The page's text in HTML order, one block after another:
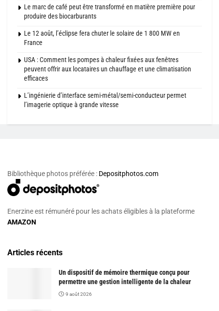
Le marc de café peut être transformé en matière première pour
produire des biocarburants
Le 12 août, l’éclipse fera chuter le solaire de 1 800 MW en
France
USA : Comment les pompes à chaleur fixées aux fenêtres
peuvent offrir aux locataires un chauffage et une climatisation
efficaces
L’ingénierie d’interface semi-métal/semi-conducteur permet
l’imagerie optique à grande vitesse
Bibliothèque photos préférée : Depositphotos.com
Enerzine est rémunéré pour les achats éligibles à la plateforme
AMAZON
Articles récents
Un dispositif de mémoire thermique conçu pour
permettre une gestion intelligente de la chaleur
9 août 2026